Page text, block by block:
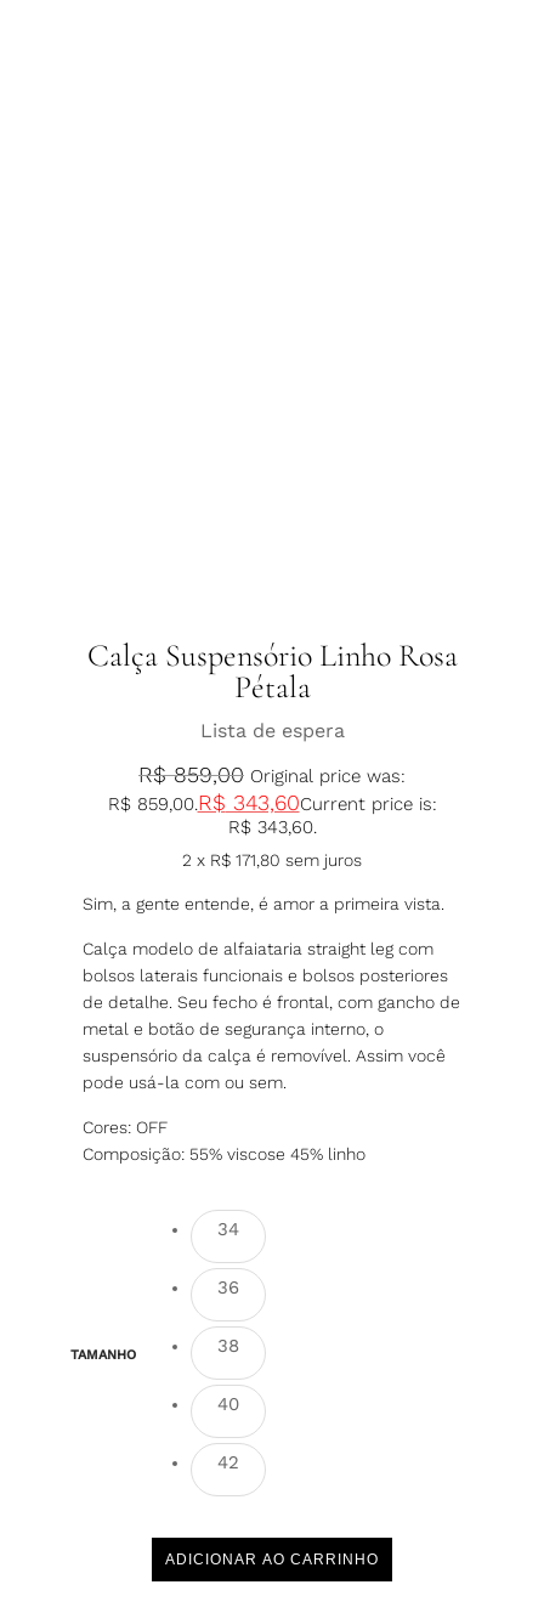
Calça Suspensório Linho Rosa
Pétala
Lista de espera
R$859,00 Original price was:
R$ 859,00.R$ 343,60Current price is:
R$ 343,60.
2 x R$ 171,80 sem juros
Sim, a gente entende, é amor a primeira vista.
Calça modelo de alfaiataria straight leg com
bolsos laterais funcionais e bolsos posteriores
de detalhe. Seu fecho é frontal, com gancho de
metal e botão de segurança interno, o
suspensório da calça é removível. Assim você
pode usá-la com ou sem.
Cores: OFF
Composição: 55% viscose 45% linho
TAMANHO
34
36
38
40
42
ADICIONAR AO CARRINHO